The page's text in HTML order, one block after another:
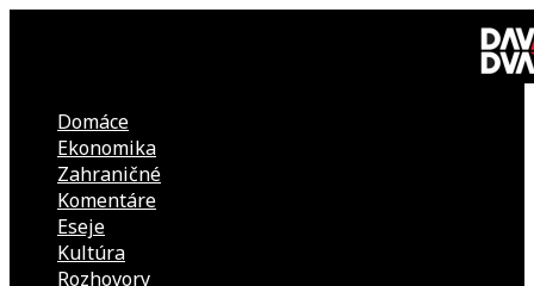
DAV
DVA
Domáce
Ekonomika
Zahraničné
Komentáre
Eseje
Kultúra
Rozhovory